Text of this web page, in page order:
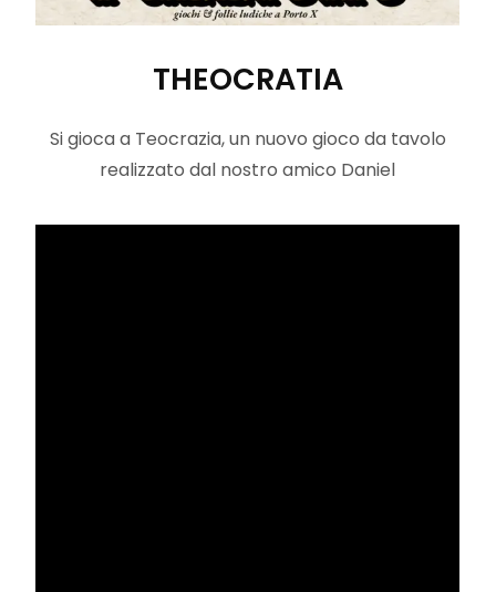
THEOCRATIA
Si gioca a Teocrazia, un nuovo gioco da tavolo
realizzato dal nostro amico Daniel